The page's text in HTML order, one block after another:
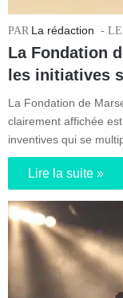
La rédaction
La Fondation
les initiatives
La Fondation de
clairement affichée
inventives qui se
Lire la suite »